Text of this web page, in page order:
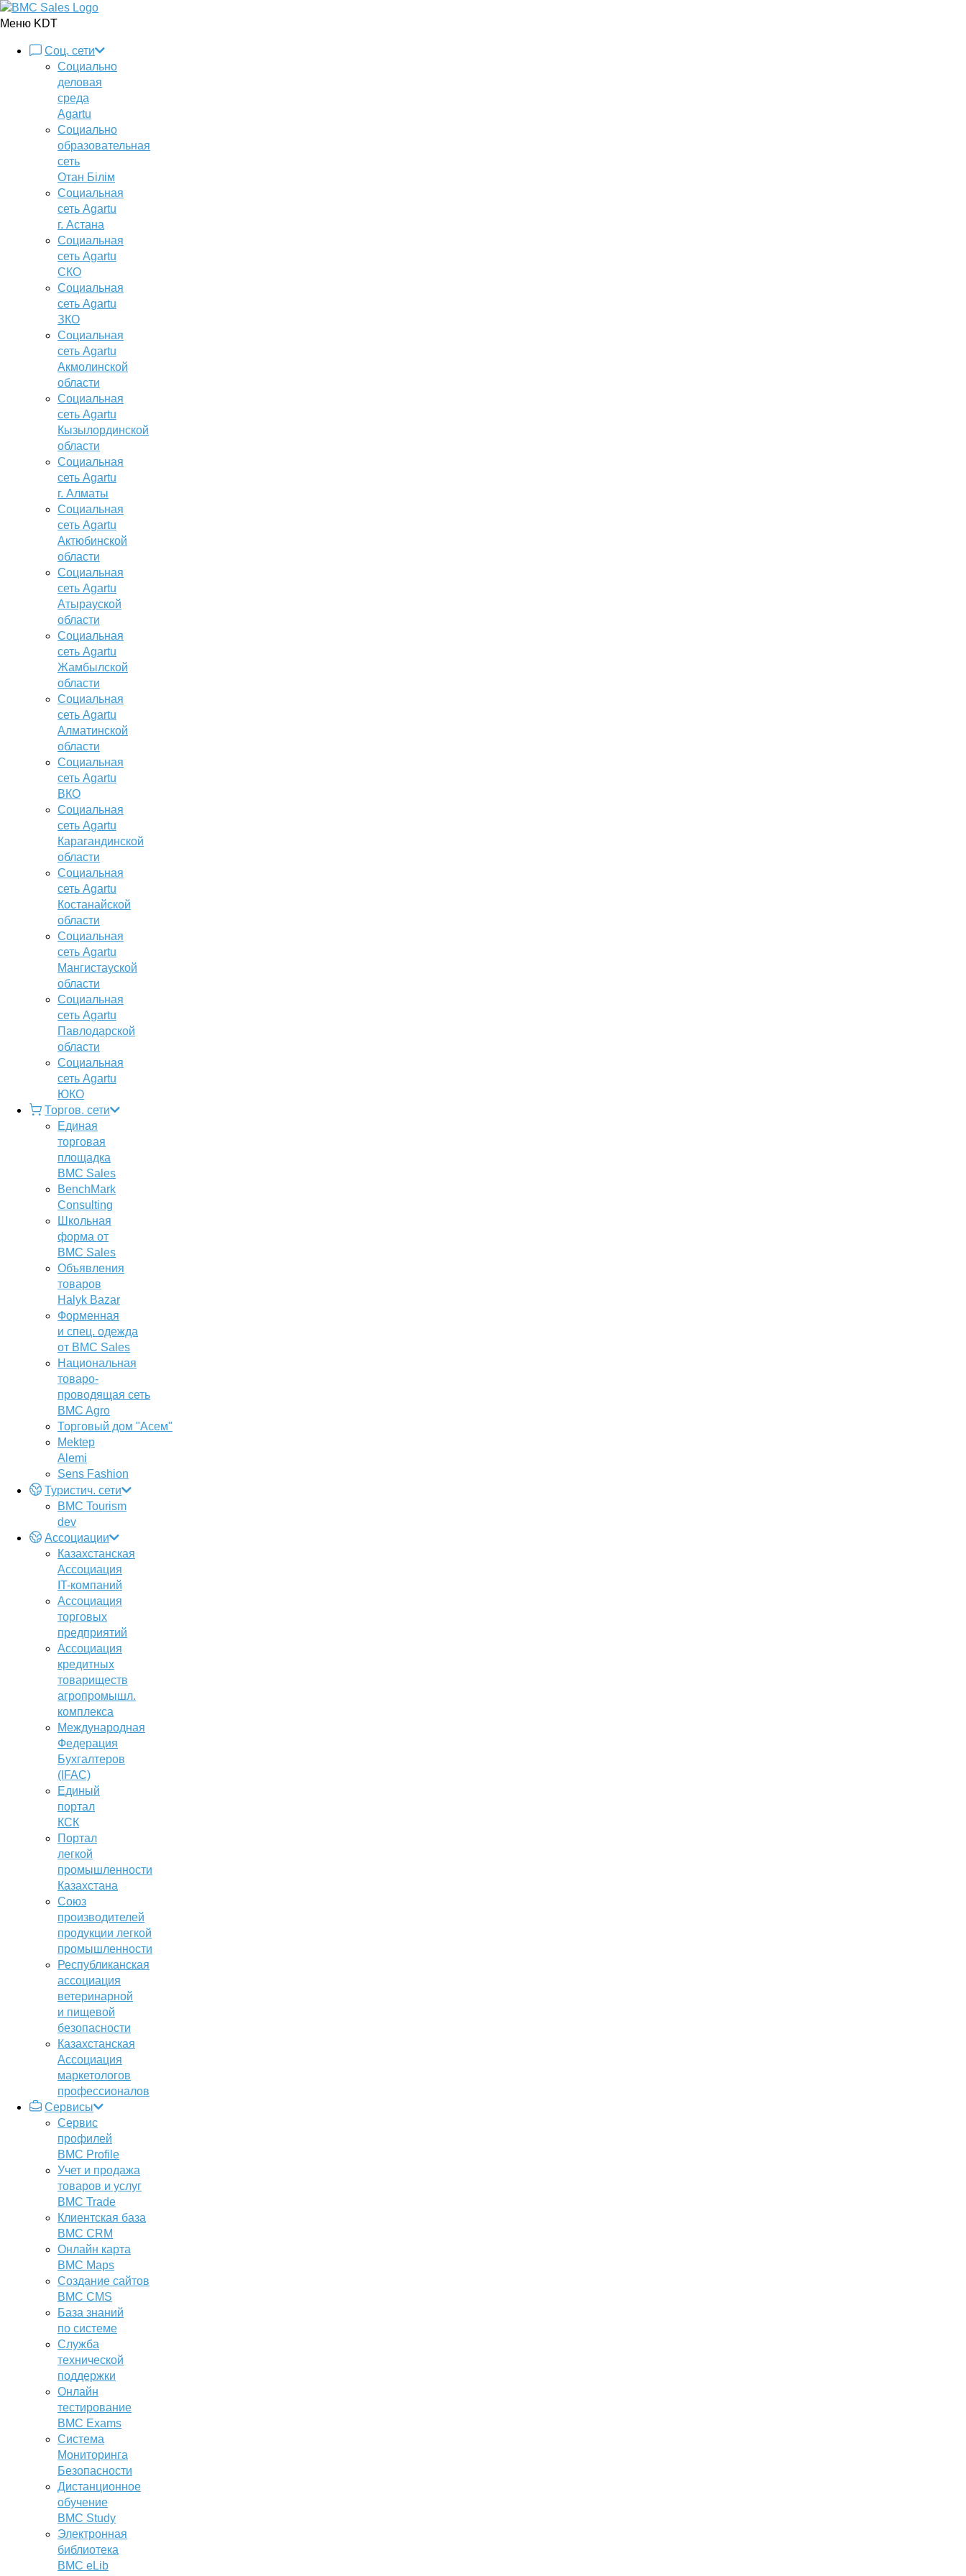
Меню KDT
Соц. сети
Социально
деловая
среда
Agartu
Социально
образовательная
сеть
Отан Бiлiм
Социальная
сеть Agartu
г. Астана
Социальная
сеть Agartu
СКО
Социальная
сеть Agartu
ЗКО
Социальная
сеть Agartu
Акмолинской
области
Социальная
сеть Agartu
Кызылординской
области
Социальная
сеть Agartu
г. Алматы
Социальная
сеть Agartu
Актюбинской
области
Социальная
сеть Agartu
Атырауской
области
Социальная
сеть Agartu
Жамбылской
области
Социальная
сеть Agartu
Алматинской
области
Социальная
сеть Agartu
ВКО
Социальная
сеть Agartu
Карагандинской
области
Социальная
сеть Agartu
Костанайской
области
Социальная
сеть Agartu
Мангистауской
области
Социальная
сеть Agartu
Павлодарской
области
Социальная
сеть Agartu
ЮКО
Торгов. сети
Единая
торговая
площадка
BMC Sales
BenchMark
Consulting
Школьная
форма от
BMC Sales
Объявления
товаров
Halyk Bazar
Форменная
и спец. одежда
от BMC Sales
Национальная
товаро-
проводящая сеть
BMC Agro
Торговый дом "Асем"
Mektep
Alemi
Sens Fashion
Туристич. сети
BMC Tourism
dev
Ассоциации
Казахстанская
Ассоциация
IT-компаний
Ассоциация
торговых
предприятий
Ассоциация
кредитных
товариществ
агропромышл.
комплекса
Международная
Федерация
Бухгалтеров
(IFAC)
Единый
портал
КСК
Портал
легкой
промышленности
Казахстана
Союз
производителей
продукции легкой
промышленности
Республиканская
ассоциация
ветеринарной
и пищевой
безопасности
Казахстанская
Ассоциация
маркетологов
профессионалов
Сервисы
Сервис
профилей
BMC Profile
Учет и продажа
товаров и услуг
BMC Trade
Клиентская база
BMC CRM
Онлайн карта
BMC Maps
Создание сайтов
BMC CMS
База знаний
по системе
Служба
технической
поддержки
Онлайн
тестирование
BMC Exams
Система
Мониторинга
Безопасности
Дистанционное
обучение
BMC Study
Электронная
библиотека
BMC eLib